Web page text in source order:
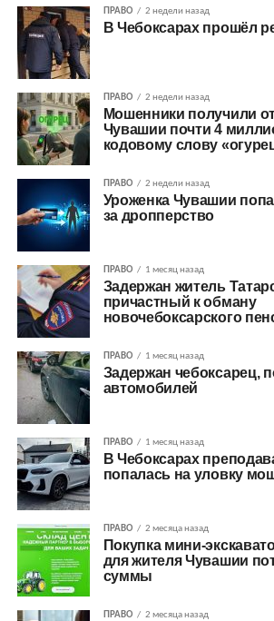
ПРАВО 2 недели назад
В Чебоксарах прошёл
ПРАВО 2 недели назад
Мошенники получили
Чувашии почти 4
кодовому слову
ПРАВО 2 недели назад
Уроженка Чувашии
за дропперство
ПРАВО 1 месяц назад
Задержан житель
причастный к обману
новочебоксарского
ПРАВО 1 месяц назад
Задержан чебоксарец,
автомобилей
ПРАВО 1 месяц назад
В Чебоксарах
попалась на уловку
ПРАВО 2 месяца назад
Покупка мини-
для жителя Чувашии
суммы
ПРАВО 2 месяца назад